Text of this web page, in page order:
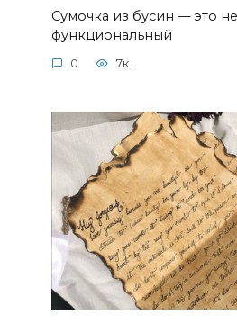
Сумочка из бусин — это
функциональный
0 7к.